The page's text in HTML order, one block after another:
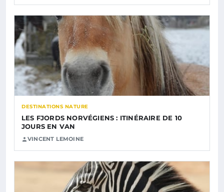
DESTINATIONS NATURE
LES FJORDS NORVÉGIENS : ITINÉRAIRE DE 10
JOURS EN VAN
VINCENT LEMOINE